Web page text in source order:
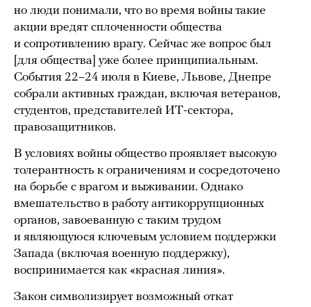
но люди понимали, что во время войны такие
акции вредят сплоченности общества
и сопротивлению врагу. Сейчас же вопрос был
[для общества] уже более принципиальным.
События 22–24 июля в Киеве, Львове, Днепре
собрали активных граждан, включая ветеранов,
студентов, представителей ИТ-сектора,
правозащитников.
В условиях войны общество проявляет высокую
толерантность к ограничениям и сосредоточено
на борьбе с врагом и выживании. Однако
вмешательство в работу антикоррупционных
органов, завоеванную с таким трудом
и являющуюся ключевым условием поддержки
Запада (включая военную поддержку),
воспринимается как «красная линия».
Закон символизирует возможный откат